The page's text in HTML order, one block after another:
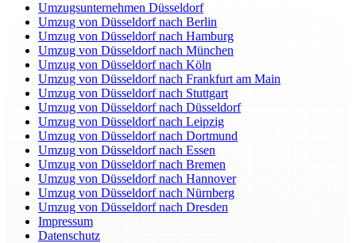
Umzugsunternehmen Düsseldorf
Umzug von Düsseldorf nach Berlin
Umzug von Düsseldorf nach Hamburg
Umzug von Düsseldorf nach München
Umzug von Düsseldorf nach Köln
Umzug von Düsseldorf nach Frankfurt am Main
Umzug von Düsseldorf nach Stuttgart
Umzug von Düsseldorf nach Düsseldorf
Umzug von Düsseldorf nach Leipzig
Umzug von Düsseldorf nach Dortmund
Umzug von Düsseldorf nach Essen
Umzug von Düsseldorf nach Bremen
Umzug von Düsseldorf nach Hannover
Umzug von Düsseldorf nach Nürnberg
Umzug von Düsseldorf nach Dresden
Impressum
Datenschutz